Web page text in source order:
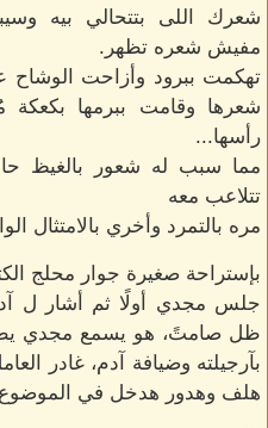
شعرك اللى بتتحالي بيه
مفيش شعره تظهر.
تهكمت ببرود وأزاحت
شعرها وقامت ببرمها
رأسها...
مما سبب له شعور بالغيظ
تتلاعب معه
مره بالتمرد وأخري بالامتثال
بإستراحة صغيرة جوار محلج
جلس مجدي أولًا ثم أشار ل
ظل صامتً، هو يسمع مجدي
بآرجيلته وضيافة آدم، غادر
هلف وهدور هدخل في